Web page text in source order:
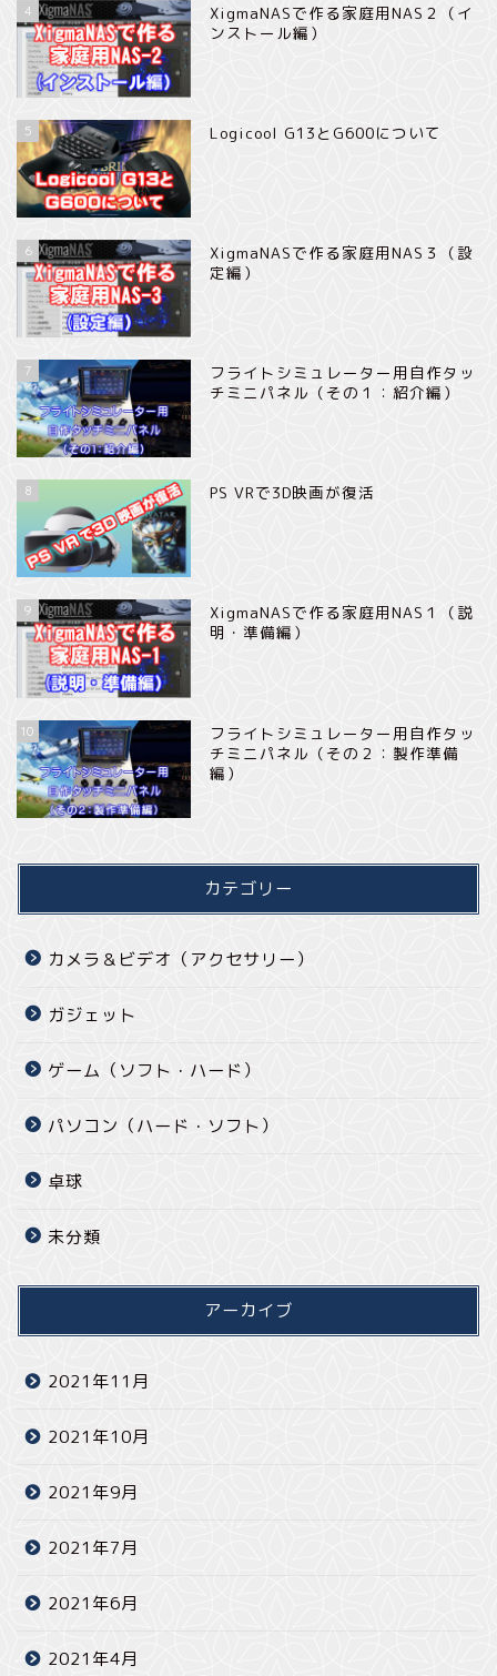
4
XigmaNASで作る家庭用NAS２（イ
ンストール編）
5 Logicool G13とG600について
6
XigmaNASで作る家庭用NAS３（設
定編）
7
フライトシミュレーター用自作タッ
チミニパネル（その１：紹介編）
8 PS VRで3D映画が復活
9
XigmaNASで作る家庭用NAS１（説
明・準備編）
10
フライトシミュレーター用自作タッ
チミニパネル（その２：製作準備
編）
カテゴリー
カメラ＆ビデオ（アクセサリー）
ガジェット
ゲーム（ソフト・ハード）
パソコン（ハード・ソフト）
卓球
未分類
アーカイブ
2021年11月
2021年10月
2021年9月
2021年7月
2021年6月
2021年4月